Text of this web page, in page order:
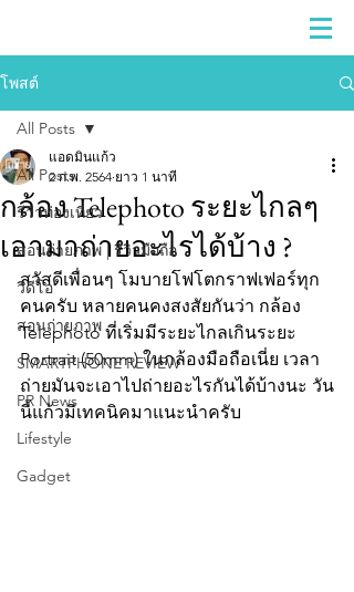
โพสต์
All Posts
รีวิวท่องเที่ยว
สอนถ่ายภาพ | รีวิวมือถือ
วีดีโอ
สอนถ่ายภาพ
SMARTPHONE REVIEW
PR News
Lifestyle
Gadget
All Posts
กล้อง Telephoto ระยะไกลๆ
เอามาถ่ายอะไรได้บ้าง ?
แอดมินแก้ว
2 ก.พ. 2564 ยาว 1 นาที
สวัสดีเพื่อนๆ โมบายโฟโตกราฟเฟอร์ทุก
คนครับ หลายคนคงสงสัยกันว่า กล้อง
Telephoto ที่เริ่มมีระยะไกลเกินระยะ
Portrait (50mm) ในกล้องมือถือเนี่ย เวลา
ถ่ายมันจะเอาไปถ่ายอะไรกันได้บ้างนะ วัน
นี้แก้วมีเทคนิคมาแนะนำครับ